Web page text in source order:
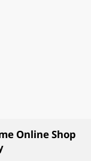
Online Shop